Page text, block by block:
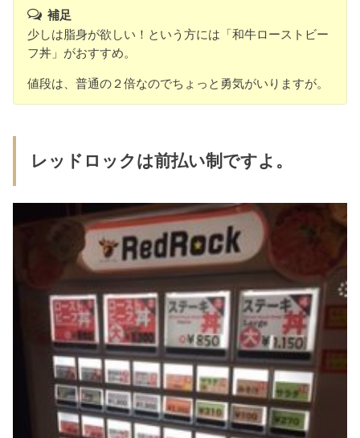
補足
少しは脂身が欲しい！という方には「和牛ローストビー
フ丼」がおすすめ。
値段は、普通の２倍なのでちょっと勇気がいりますが。
レッドロックは前払い制ですよ。